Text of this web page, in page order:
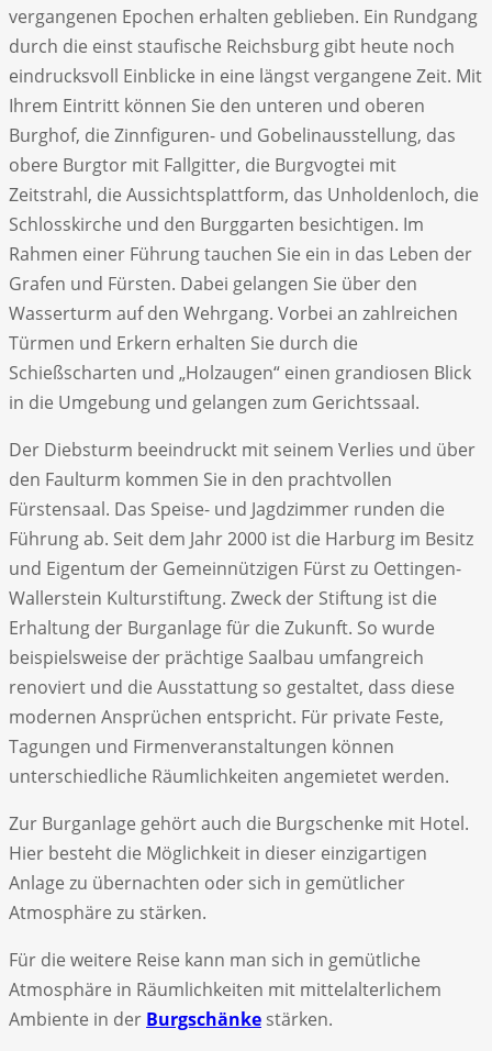
vergangenen Epochen erhalten geblieben. Ein Rundgang
durch die einst staufische Reichsburg gibt heute noch
eindrucksvoll Einblicke in eine längst vergangene Zeit. Mit
Ihrem Eintritt können Sie den unteren und oberen
Burghof, die Zinnfiguren- und Gobelinausstellung, das
obere Burgtor mit Fallgitter, die Burgvogtei mit
Zeitstrahl, die Aussichtsplattform, das Unholdenloch, die
Schlosskirche und den Burggarten besichtigen. Im
Rahmen einer Führung tauchen Sie ein in das Leben der
Grafen und Fürsten. Dabei gelangen Sie über den
Wasserturm auf den Wehrgang. Vorbei an zahlreichen
Türmen und Erkern erhalten Sie durch die
Schießscharten und „Holzaugen“ einen grandiosen Blick
in die Umgebung und gelangen zum Gerichtssaal.
Der Diebsturm beeindruckt mit seinem Verlies und über
den Faulturm kommen Sie in den prachtvollen
Fürstensaal. Das Speise- und Jagdzimmer runden die
Führung ab. Seit dem Jahr 2000 ist die Harburg im Besitz
und Eigentum der Gemeinnützigen Fürst zu Oettingen-
Wallerstein Kulturstiftung. Zweck der Stiftung ist die
Erhaltung der Burganlage für die Zukunft. So wurde
beispielsweise der prächtige Saalbau umfangreich
renoviert und die Ausstattung so gestaltet, dass diese
modernen Ansprüchen entspricht. Für private Feste,
Tagungen und Firmenveranstaltungen können
unterschiedliche Räumlichkeiten angemietet werden.
Zur Burganlage gehört auch die Burgschenke mit Hotel.
Hier besteht die Möglichkeit in dieser einzigartigen
Anlage zu übernachten oder sich in gemütlicher
Atmosphäre zu stärken.
Für die weitere Reise kann man sich in gemütliche
Atmosphäre in Räumlichkeiten mit mittelalterlichem
Ambiente in der Burgschänke stärken.